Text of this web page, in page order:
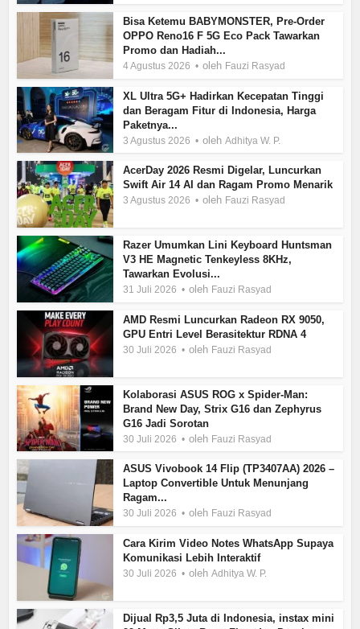
Bisa Ketemu BABYMONSTER, Pre-Order
OPPO Reno16 F 5G Eco Pack Tawarkan
Promo dan Hadiah...
4 Agustus 2026 oleh Fauzi Rasyad
XL Ultra 5G+ Hadirkan Kecepatan Tinggi
dan Beragam Fitur di Indonesia, Harga
Paketnya...
3 Agustus 2026 olehAdhitya W. P.
AcerDay 2026 Resmi Digelar, Luncurkan
Swift Air 14 AI dan Ragam Promo Menarik
3 Agustus 2026 oleh Fauzi Rasyad
Razer Umumkan Lini Keyboard Huntsman
V3 HE Magnetic Tenkeyless 8KHz,
Tawarkan Evolusi...
31 Juli 2026 oleh Fauzi Rasyad
AMD Resmi Luncurkan Radeon RX 9050,
GPU Entri Level Berasitektur RDNA 4
30 Juli 2026 oleh Fauzi Rasyad
Kolaborasi ASUS ROG x Spider-Man:
Brand New Day, Strix G16 dan Zephyrus
G16 Jadi Sorotan
30 Juli 2026 oleh Fauzi Rasyad
ASUS Vivobook 14 Flip (TP3407AA) 2026 –
Laptop Convertible Untuk Menunjang
Ragam...
30 Juli 2026 oleh Fauzi Rasyad
Cara Kirim Video Notes WhatsApp Supaya
Komunikasi Lebih Interaktif
30 Juli 2026 olehAdhitya W. P.
Dijual Rp3,5 Juta di Indonesia, instax mini